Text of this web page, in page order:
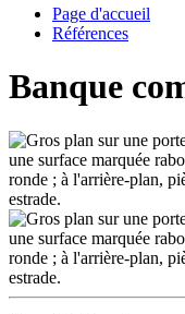
Page d'accueil
Références
Banque